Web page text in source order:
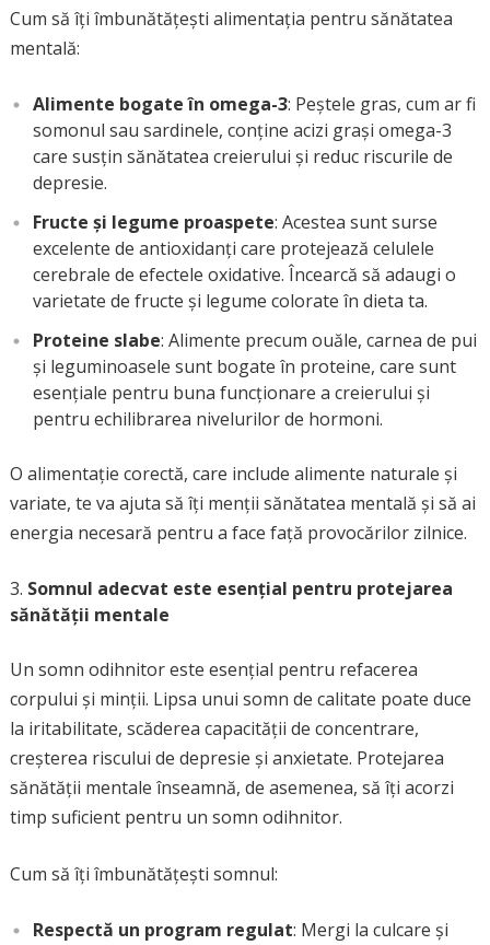
Cum să îți îmbunătățești alimentația pentru sănătatea
mentală:
Alimente bogate în omega-3: Peștele gras, cum ar fi
somonul sau sardinele, conține acizi grași omega-3
care susțin sănătatea creierului și reduc riscurile de
depresie.
Fructe și legume proaspete: Acestea sunt surse
excelente de antioxidanți care protejează celulele
cerebrale de efectele oxidative. Încearcă să adaugi o
varietate de fructe și legume colorate în dieta ta.
Proteine slabe: Alimente precum ouăle, carnea de pui
și leguminoasele sunt bogate în proteine, care sunt
esențiale pentru buna funcționare a creierului și
pentru echilibrarea nivelurilor de hormoni.
O alimentație corectă, care include alimente naturale și
variate, te va ajuta să îți menții sănătatea mentală și să ai
energia necesară pentru a face față provocărilor zilnice.
Somnul adecvat este esențial pentru protejarea
sănătății mentale
Un somn odihnitor este esențial pentru refacerea
corpului și minții. Lipsa unui somn de calitate poate duce
la iritabilitate, scăderea capacității de concentrare,
creșterea riscului de depresie și anxietate. Protejarea
sănătății mentale înseamnă, de asemenea, să îți acorzi
timp suficient pentru un somn odihnitor.
Cum să îți îmbunătățești somnul:
Respectă un program regulat: Mergi la culcare și